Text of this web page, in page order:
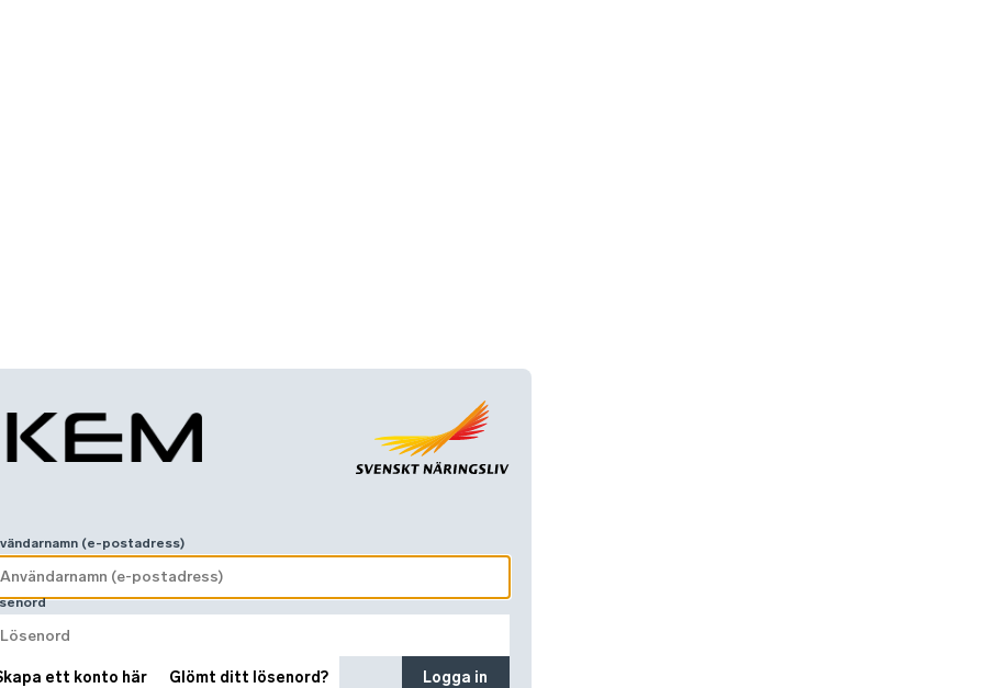
(e-postadress)
ett konto här Glömt ditt lösenord? Logga in